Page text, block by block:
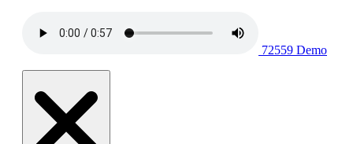
72559 Demo